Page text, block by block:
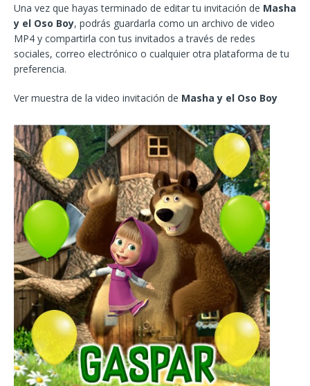
Una vez que hayas terminado de editar tu invitación de Masha
y el Oso Boy, podrás guardarla como un archivo de video
MP4 y compartirla con tus invitados a través de redes
sociales, correo electrónico o cualquier otra plataforma de tu
preferencia.
Ver muestra de la video invitación de Masha y el Oso Boy